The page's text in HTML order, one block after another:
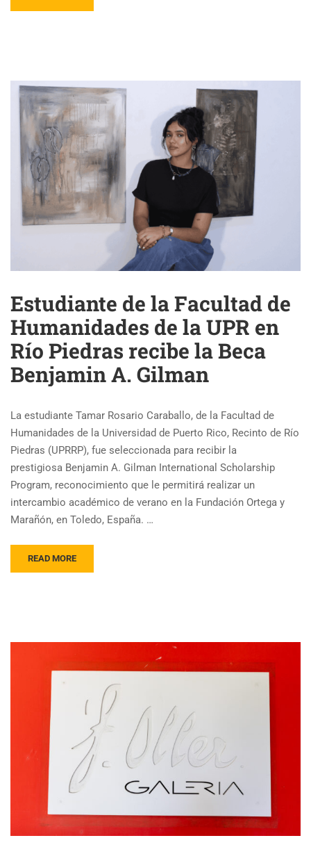
Estudiante de la Facultad de
Humanidades de la UPR en
Río Piedras recibe la Beca
Benjamin A. Gilman
La estudiante Tamar Rosario Caraballo, de la Facultad de
Humanidades de la Universidad de Puerto Rico, Recinto de Río
Piedras (UPRRP), fue seleccionada para recibir la
prestigiosa Benjamin A. Gilman International Scholarship
Program, reconocimiento que le permitirá realizar un
intercambio académico de verano en la Fundación Ortega y
Marañón, en Toledo, España. …
READ MORE